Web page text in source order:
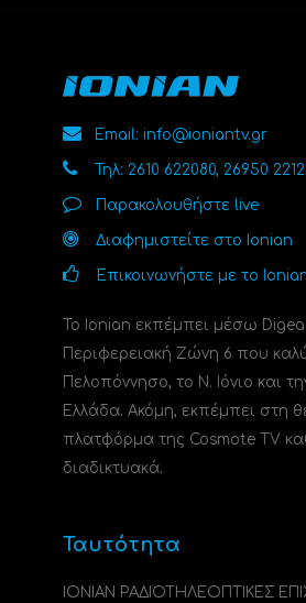
Email: info@ioniantv.gr
Τηλ: 2610 622080, 26950
Παρακολουθήστε live
Διαφημιστείτε στο Ionian
Επικοινωνήστε με το
Το Ionian εκπέμπει μέσω
Περιφερειακή Ζώνη 6 που
Πελοπόννησο, το N. Ιόνιο και
Ελλάδα. Ακόμη, εκπέμπει στη
πλατφόρμα της Cosmote TV
διαδικτυακά.
Ταυτότητα
ΙΟΝΙΑΝ ΡΑΔΙΟΤΗΛΕΟΠΤΙΚΕΣ